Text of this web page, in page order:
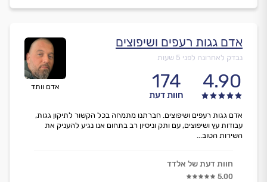
אדם וותד
אדם גגות רעפים ושיפוצים
נבדק לאחרונה לפני 5 שעות
4.90
174
חוות דעת
אדם גגות רעפים ושיפוצים. חברתנו מתמחה בכל הקשור לתיקון גגות,
עבודות עץ ושיפוצים, עם ותק וניסיון רב בתחום אנו נגיע להעניק את
השירות הטוב...
חוות דעת של אלדד
5.00